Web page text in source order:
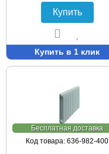
Купить
Купить в 1 клик
Бесплатная доставка
Код товара: 636-982-400